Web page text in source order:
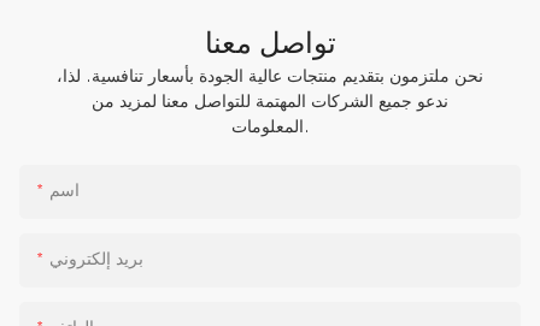
تواصل معنا
نحن ملتزمون بتقديم منتجات عالية الجودة بأسعار تنافسية. لذا،
ندعو جميع الشركات المهتمة للتواصل معنا لمزيد من
المعلومات.
اسم
بريد إلكتروني